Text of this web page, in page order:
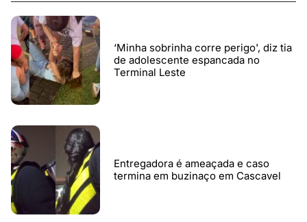
‘Minha sobrinha corre perigo', diz tia
de adolescente espancada no
Terminal Leste
Entregadora é ameaçada e caso
termina em buzinaço em Cascavel